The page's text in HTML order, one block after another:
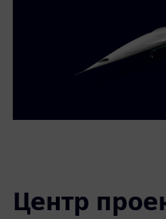
Центр